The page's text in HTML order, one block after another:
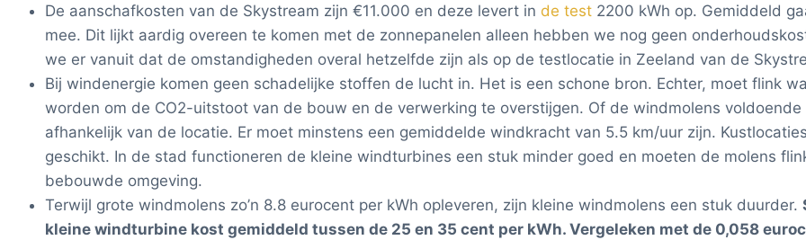
De aanschafkosten van de Skystream zijn €11.000 en deze levert in de test 2200 kWh op. Gemiddeld
mee. Dit lijkt aardig overeen te komen met de zonnepanelen alleen hebben we nog geen
we er vanuit dat de omstandigheden overal hetzelfde zijn als op de testlocatie in Zeeland van de
Bij windenergie komen geen schadelijke stoffen de lucht in. Het is een schone bron. Echter, moet flink
worden om de CO2-uitstoot van de bouw en de verwerking te overstijgen. Of de windmolens
afhankelijk van de locatie. Er moet minstens een gemiddelde windkracht van 5.5 km/uur zijn.
geschikt. In de stad functioneren de kleine windturbines een stuk minder goed en moeten de molens
bebouwde omgeving.
Terwijl grote windmolens zo’n 8.8 eurocent per kWh opleveren, zijn kleine windmolens een stuk duurder.
kleine windturbine kost gemiddeld tussen de 25 en 35 cent per kWh. Vergeleken met de 0,058